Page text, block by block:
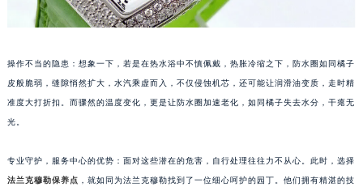
操作不当的隐患：想象一下，若是在热水浴中不慎佩戴，热胀冷缩之下，防水圈如同橘子
皮般脆弱，缝隙悄然扩大，水汽乘虚而入，不仅侵蚀机芯，还可能让润滑油变质，走时精
准度大打折扣。而骤然的温度变化，更是让防水圈加速老化，如同橘子失去水分，干瘪无
光。
专业守护，服务中心的优势：面对这些潜在的危害，自行处理往往力不从心。此时，选择
法兰克穆勒保养点 ，就如同为法兰克穆勒找到了一位细心呵护的园丁。他们拥有精湛的技